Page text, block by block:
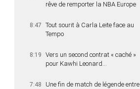
rêve de remporter la NBA Europe
8:47
Tout sourit à Carla Leite face au
Tempo
8:19
Vers un second contrat « caché »
pour Kawhi Leonard…
7:48
Une fin de match de légende entre